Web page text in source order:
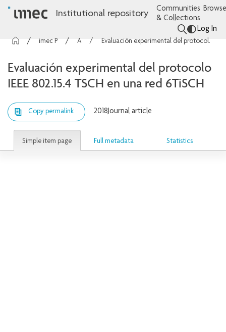
Institutional repository
Communities
& Collections
Log In
Evaluación experimental del protocolo IEEE 802.15.4 TSCH en una red 6TiSCH
Evaluación experimental del protocolo
IEEE 802.15.4 TSCH en una red 6TiSCH
Copy permalink 2018Journal article
Simple item page Full metadata Statistics